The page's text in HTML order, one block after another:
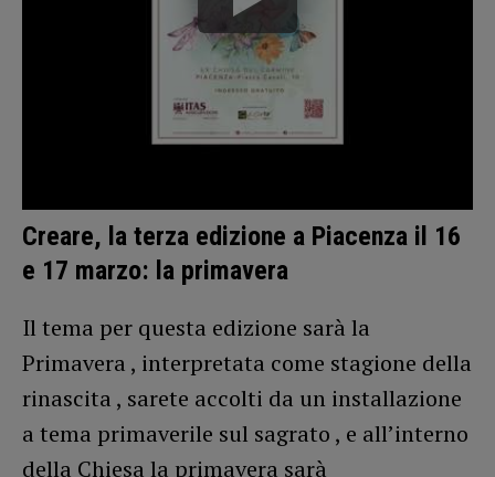
Creare, la terza edizione a Piacenza il 16
e 17 marzo: la primavera
Il tema per questa edizione sarà la
Primavera , interpretata come stagione della
rinascita , sarete accolti da un installazione
a tema primaverile sul sagrato , e all’interno
della Chiesa la primavera sarà